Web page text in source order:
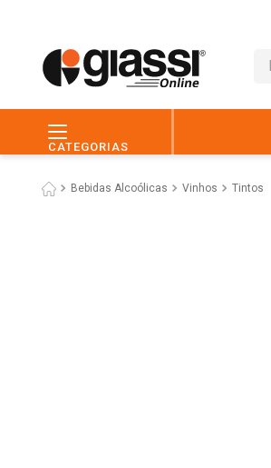
CATEGORIAS
Bebidas Alcoólicas Vinhos Tintos